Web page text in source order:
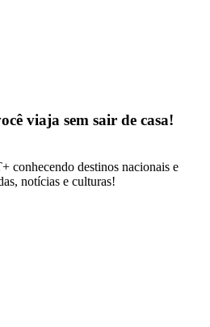
viaja sem sair de casa!
conhecendo destinos nacionais e
notícias e culturas!